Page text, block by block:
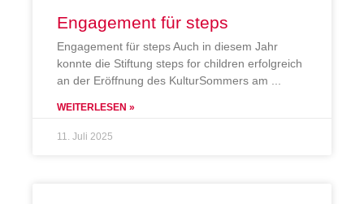
Engagement für steps
Engagement für steps Auch in diesem Jahr
konnte die Stiftung steps for children erfolgreich
an der Eröffnung des KulturSommers am
WEITERLESEN »
11. Juli 2025